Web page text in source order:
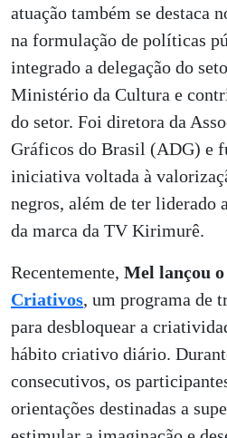
atuação também se destaca
na formulação de políticas
integrado a delegação do
Ministério da Cultura e
do setor. Foi diretora da
Gráficos do Brasil (ADG) e
iniciativa voltada à
negros, além de ter liderado
da marca da TV Kirimurê.
Recentemente, Mel lançou
Criativos, um programa de
para desbloquear a
hábito criativo diário.
consecutivos, os
orientações destinadas a